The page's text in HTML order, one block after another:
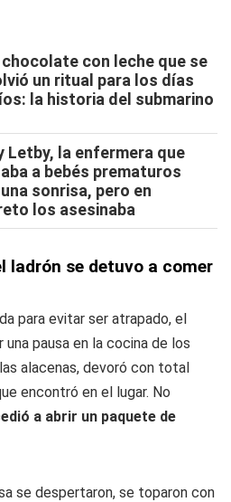
chocolate con leche que se
un ritual para los días
la historia del submarino
Letby, la enfermera que
a bebés prematuros
sonrisa, pero en
los asesinaba
ladrón se detuvo a comer
para evitar ser atrapado, el
pausa en la cocina de los
alacenas, devoró con total
encontró en el lugar. No
a abrir un paquete de
se despertaron, se toparon con